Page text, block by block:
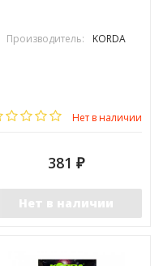
Производитель: KORDA
Нет в наличии
381 ₽
Нет в наличии